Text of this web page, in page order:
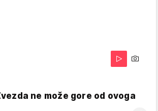
ne može gore od ovoga